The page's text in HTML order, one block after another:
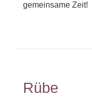
gemeinsame Zeit!
Rübe